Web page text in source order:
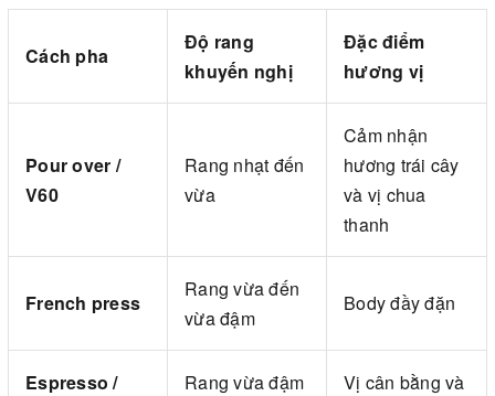
Cách pha
Độ rang
khuyến nghị
Đặc điểm
hương vị
Pour over /
V60
Rang nhạt đến
vừa
Cảm nhận
hương trái cây
và vị chua
thanh
French press
Rang vừa đến
vừa đậm
Body đầy đặn
Espresso /
Rang vừa đậm
Vị cân bằng và